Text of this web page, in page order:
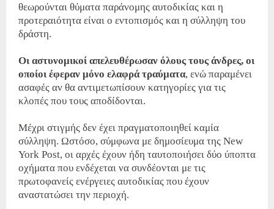
θεωρούνται θύματα παράνομης αυτοδικίας και η
προτεραιότητα είναι ο εντοπισμός και η σύλληψη του
δράστη.
Οι αστυνομικοί απελευθέρωσαν όλους τους άνδρες, οι
οποίοι έφεραν μόνο ελαφρά τραύματα, ενώ παραμένει
ασαφές αν θα αντιμετωπίσουν κατηγορίες για τις
κλοπές που τους αποδίδονται.
Μέχρι στιγμής δεν έχει πραγματοποιηθεί καμία
σύλληψη. Ωστόσο, σύμφωνα με δημοσίευμα της New
York Post, οι αρχές έχουν ήδη ταυτοποιήσει δύο ύποπτα
οχήματα που ενδέχεται να συνδέονται με τις
πρωτοφανείς ενέργειες αυτοδικίας που έχουν
αναστατώσει την περιοχή.